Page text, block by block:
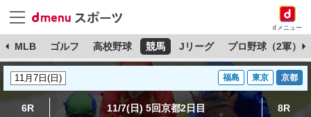
dメニュー
MLB ゴルフ 高校野球 競馬 Jリーグ プロ野球（2軍）
福島 東京 京都
6R 11/7(日) 5回京都2日目 8R